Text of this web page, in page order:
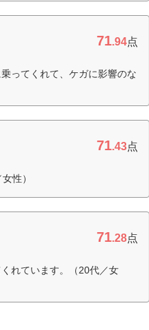
71.94点
ってくれて、ケガに影響のな
71.43点
性）
71.28点
れています。（20代／女